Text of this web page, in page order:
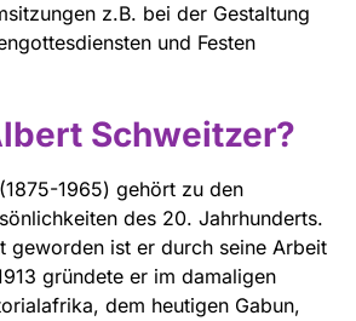
z.B. bei der Gestaltung
und Festen
Schweitzer?
1965) gehört zu den
des 20. Jahrhunderts.
geworden ist er durch seine Arbeit
gründete er im damaligen
dem heutigen Gabun,